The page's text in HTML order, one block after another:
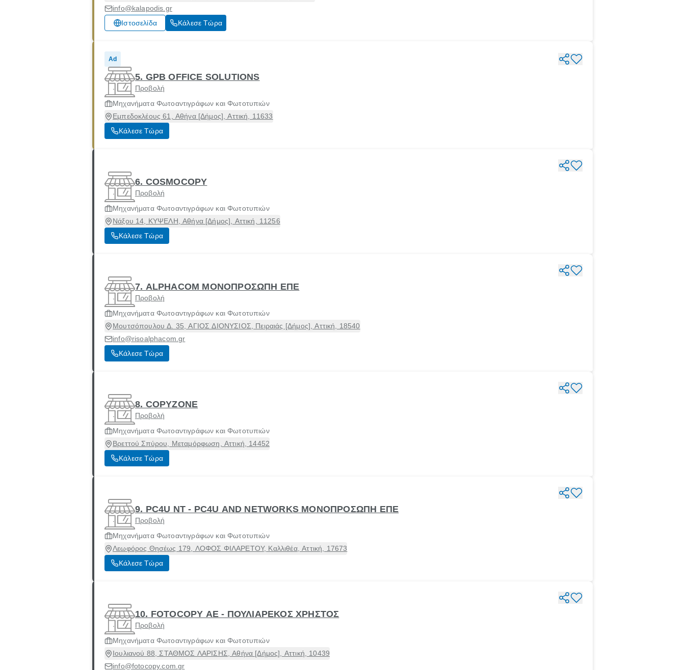
info@kalapodis.gr
Ιστοσελίδα
Κάλεσε Τώρα
Ad
5. GPB OFFICE SOLUTIONS
Προβολή
Μηχανήματα Φωτοαντιγράφων και Φωτοτυπιών
Εμπεδοκλέους 61, Αθήνα [Δήμος], Αττική, 11633
Κάλεσε Τώρα
6. COSMOCOPY
Προβολή
Μηχανήματα Φωτοαντιγράφων και Φωτοτυπιών
Νάξου 14, ΚΥΨΕΛΗ, Αθήνα [Δήμος], Αττική, 11256
Κάλεσε Τώρα
7. ALPHACOM ΜΟΝΟΠΡΟΣΩΠΗ ΕΠΕ
Προβολή
Μηχανήματα Φωτοαντιγράφων και Φωτοτυπιών
Μουτσόπουλου Δ. 35, ΑΓΙΟΣ ΔΙΟΝΥΣΙΟΣ, Πειραιάς [Δήμος], Αττική, 18540
info@risoalphacom.gr
Κάλεσε Τώρα
8. COPYZONE
Προβολή
Μηχανήματα Φωτοαντιγράφων και Φωτοτυπιών
Βρεττού Σπύρου, Μεταμόρφωση, Αττική, 14452
Κάλεσε Τώρα
9. PC4U NT - PC4U AND NETWORKS ΜΟΝΟΠΡΟΣΩΠΗ ΕΠΕ
Προβολή
Μηχανήματα Φωτοαντιγράφων και Φωτοτυπιών
Λεωφόρος Θησέως 179, ΛΟΦΟΣ ΦΙΛΑΡΕΤΟΥ, Καλλιθέα, Αττική, 17673
Κάλεσε Τώρα
10. FOTOCOPY AE - ΠΟΥΛΙΑΡΕΚΟΣ ΧΡΗΣΤΟΣ
Προβολή
Μηχανήματα Φωτοαντιγράφων και Φωτοτυπιών
Ιουλιανού 88, ΣΤΑΘΜΟΣ ΛΑΡΙΣΗΣ, Αθήνα [Δήμος], Αττική, 10439
info@fotocopy.com.gr